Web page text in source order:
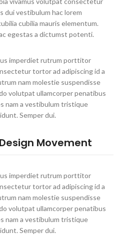
dui vestibulum hac lorem
cubilia mauris elementum.
egestas a dictumst potenti.
imperdiet rutrum porttitor
tortor ad adipiscing id a
nam molestie suspendisse
volutpat ullamcorper penatibus
nam a vestibulum tristique
Semper dui.
Movement
imperdiet rutrum porttitor
tortor ad adipiscing id a
nam molestie suspendisse
volutpat ullamcorper penatibus
nam a vestibulum tristique
Semper dui.